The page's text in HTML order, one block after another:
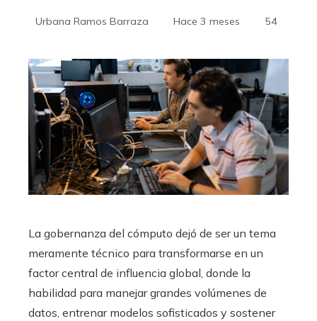
Urbana Ramos Barraza Hace 3 meses 54
La gobernanza del cómputo dejó de ser un tema
meramente técnico para transformarse en un
factor central de influencia global, donde la
habilidad para manejar grandes volúmenes de
datos, entrenar modelos sofisticados y sostener